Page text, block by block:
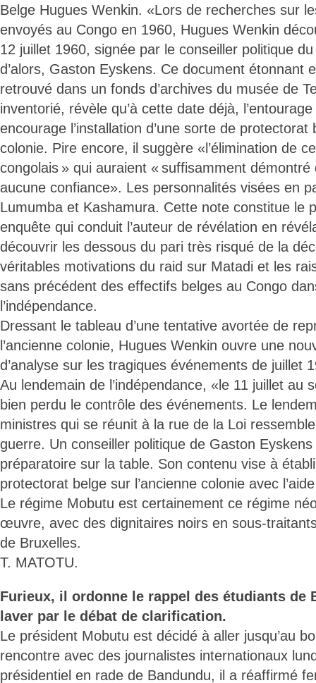
Belge Hugues Wenkin. «Lors de recherches sur
envoyés au Congo en 1960, Hugues Wenkin
12 juillet 1960, signée par le conseiller politique
d’alors, Gaston Eyskens. Ce document étonnant
retrouvé dans un fonds d’archives du musée de
inventorié, révèle qu’à cette date déjà,
encourage l’installation d’une sorte de protectorat
colonie. Pire encore, il suggère «l’élimination de
congolais » qui auraient « suffisamment démontré
aucune confiance». Les personnalités visées en
Lumumba et Kashamura. Cette note constitue le
enquête qui conduit l’auteur de révélation en
découvrir les dessous du pari très risqué de la
véritables motivations du raid sur Matadi et les
sans précédent des effectifs belges au Congo
l’indépendance.
Dressant le tableau d’une tentative avortée de
l’ancienne colonie, Hugues Wenkin ouvre une
d’analyse sur les tragiques événements de juillet
Au lendemain de l’indépendance, «le 11 juillet au
bien perdu le contrôle des événements. Le
ministres qui se réunit à la rue de la Loi
guerre. Un conseiller politique de Gaston
préparatoire sur la table. Son contenu vise à
protectorat belge sur l’ancienne colonie avec
Le régime Mobutu est certainement ce régime
œuvre, avec des dignitaires noirs en sous-
de Bruxelles.
T. MATOTU.
Furieux, il ordonne le rappel des étudiants de
laver par le débat de clarification.
Le président Mobutu est décidé à aller jusqu’au
rencontre avec des journalistes internationaux
présidentiel en rade de Bandundu, il a réaffirmé